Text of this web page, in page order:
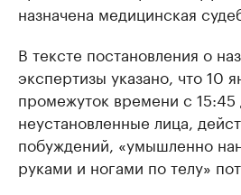
назначена медицинская
В тексте постановления о
экспертизы указано, что 10
промежуток времени с
неустановленные лица,
побуждений, «умышленно
руками и ногами по телу»